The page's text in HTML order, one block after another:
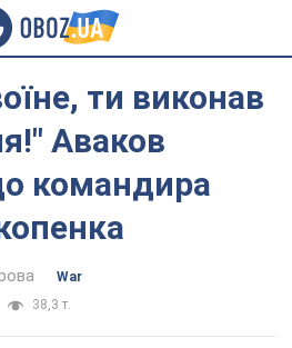
ти виконав
Аваков
командира
War
38,3 т.